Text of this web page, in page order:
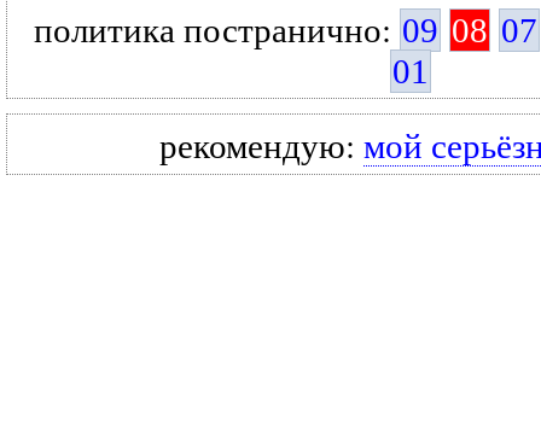
политика постранично: 09 08 07
01
рекомендую: мой